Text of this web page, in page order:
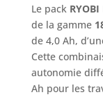
Le pack RYOBI
de la gamme
de 4,0 Ah,
Cette
autonomie
Ah pour les